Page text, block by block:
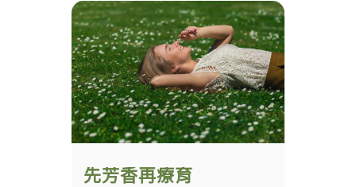
國際證書課
自學芳香療法
自學巴哈花精
學員行政專區
實體課程
主題芳療
芳香瑜珈
花精
先芳香再療育